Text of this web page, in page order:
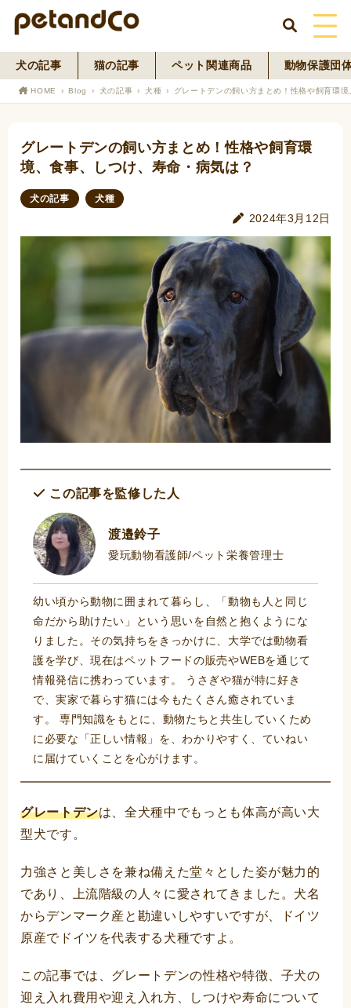
HOME
News
寄付活動
犬の記事 猫の記事 ペット関連商品 動物保護団
HOME Blog 犬の記事 犬種 グレートデンの飼い方まとめ！性格や飼育環
グレートデンの飼い方まとめ！性格や飼育環
境、食事、しつけ、寿命・病気は？
犬の記事 犬種
2024年3月12日
この記事を監修した人
渡邉鈴子
愛玩動物看護師/ペット栄養管理士
幼い頃から動物に囲まれて暮らし、「動物も人と同じ
命だから助けたい」という思いを自然と抱くようにな
りました。その気持ちをきっかけに、大学では動物看
護を学び、現在はペットフードの販売やWEBを通じて
情報発信に携わっています。 うさぎや猫が特に好き
で、実家で暮らす猫には今もたくさん癒されていま
す。 専門知識をもとに、動物たちと共生していくため
に必要な「正しい情報」を、わかりやすく、ていねい
に届けていくことを心がけます。
グレートデンは、全犬種中でもっとも体高が高い大
型犬です。
力強さと美しさを兼ね備えた堂々とした姿が魅力的
であり、上流階級の人々に愛されてきました。犬名
からデンマーク産と勘違いしやすいですが、ドイツ
原産でドイツを代表する犬種ですよ。
この記事では、グレートデンの性格や特徴、子犬の
迎え入れ費用や迎え入れ方、しつけや寿命について